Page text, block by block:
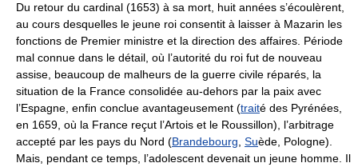
Du retour du cardinal (1653) à sa mort, huit années s’écoulèrent,
au cours desquelles le jeune roi consentit à laisser à Mazarin les
fonctions de Premier ministre et la direction des affaires. Période
mal connue dans le détail, où l’autorité du roi fut de nouveau
assise, beaucoup de malheurs de la guerre civile réparés, la
situation de la France consolidée au-dehors par la paix avec
l’Espagne, enfin conclue avantageusement (traité des Pyrénées,
en 1659, où la France reçut l’Artois et le Roussillon), l’arbitrage
accepté par les pays du Nord (Brandebourg, Suède, Pologne).
Mais, pendant ce temps, l’adolescent devenait un jeune homme. Il